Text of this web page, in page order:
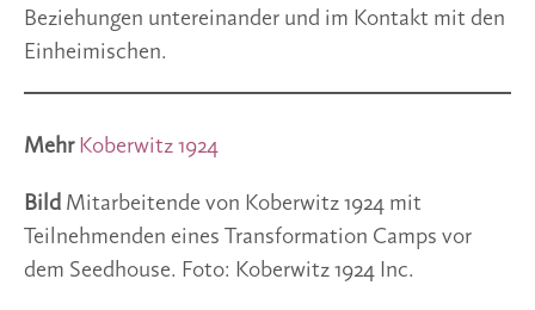
Beziehungen untereinander und im Kontakt mit den
Einheimischen.
Mehr Koberwitz 1924
Bild Mitarbeitende von Koberwitz 1924 mit
Teilnehmenden eines Transformation Camps vor
dem Seedhouse. Foto: Koberwitz 1924 Inc.